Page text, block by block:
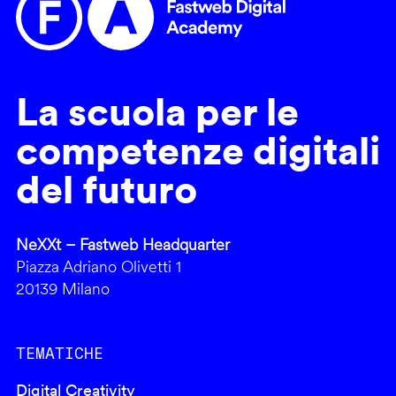
La scuola per le
competenze digitali
del futuro
NeXXt – Fastweb Headquarter
Piazza Adriano Olivetti 1
20139 Milano
TEMATICHE
Digital Creativity